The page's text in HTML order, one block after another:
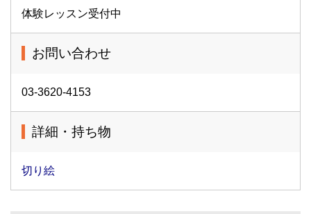
体験レッスン受付中
お問い合わせ
03-3620-4153
詳細・持ち物
切り絵